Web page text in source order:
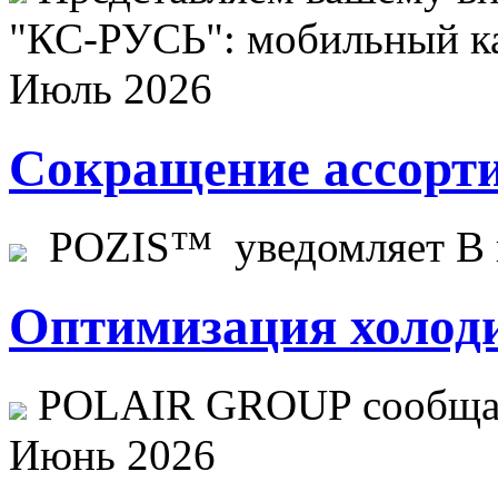
"КС-РУСЬ": мобильный
Июль 2026
Сокращение
POZIS™ уведомляет В
Оптимизация
POLAIR GROUP
Июнь 2026